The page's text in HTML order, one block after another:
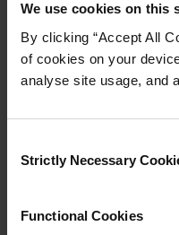
We use cookies on this
By clicking “Accept All
of cookies on your
analyse site usage, and
Selection
Strictly Necessary
Functional Cookies